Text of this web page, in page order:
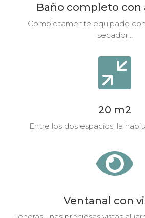
Baño completo con
Completamente equipado con
secador…

20 m2
Entre los dos espacios, la

Ventanal con